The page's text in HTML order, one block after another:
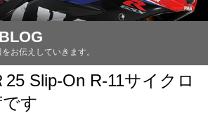
お伝えしていきます。
Slip-On R-11サイクロ
す